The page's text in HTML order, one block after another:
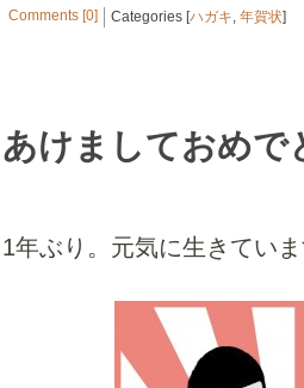
Comments [0] Categories [ハガキ, 年賀状]
あけましておめで
1年ぶり。元気に生きてい